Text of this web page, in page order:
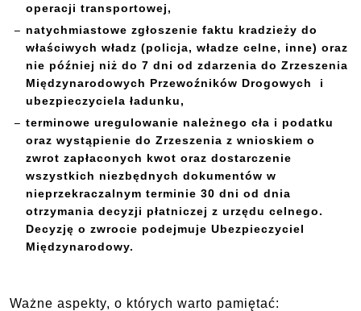
operacji transportowej,
natychmiastowe zgłoszenie faktu kradzieży do
właściwych władz (policja, władze celne, inne) oraz
nie później niż do 7 dni od zdarzenia do Zrzeszenia
Międzynarodowych Przewoźników Drogowych i
ubezpieczyciela ładunku,
terminowe uregulowanie należnego cła i podatku
oraz wystąpienie do Zrzeszenia z wnioskiem o
zwrot zapłaconych kwot oraz dostarczenie
wszystkich niezbędnych dokumentów w
nieprzekraczalnym terminie 30 dni od dnia
otrzymania decyzji płatniczej z urzędu celnego.
Decyzję o zwrocie podejmuje Ubezpieczyciel
Międzynarodowy.
Ważne aspekty, o których warto pamiętać: